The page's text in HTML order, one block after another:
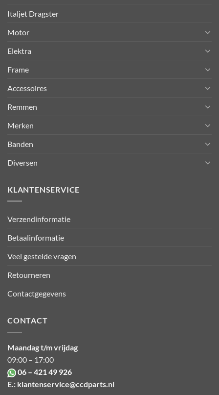
Italjet Dragster
Motor
Elektra
Frame
Accessoires
Remmen
Merken
Banden
Diversen
KLANTENSERVICE
Verzendinformatie
Betaalinformatie
Veel gestelde vragen
Retourneren
Contactgegevens
CONTACT
Maandag t/m vrijdag
09:00 – 17:00
06 – 421 49 926
E.: klantenservice@ccdparts.nl